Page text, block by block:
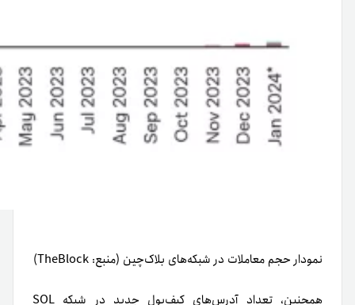
نمودار حجم معاملات در شبکه‌های بلاک‌چین (منبع: TheBlock)
همچنین، تعداد آدرس‌های کیف‌پول جدید در شبکه SOL